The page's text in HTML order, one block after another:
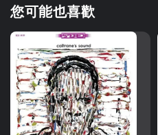
您可能也喜歡